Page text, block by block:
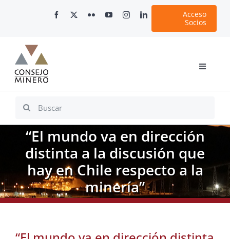
Acceso
Socios
Toggle
Documentos
Minería en Chile
Plataformas Digitales
Comunicaciones
Search
“El mundo va en dirección
distinta a la discusión que
hay en Chile respecto a la
minería”